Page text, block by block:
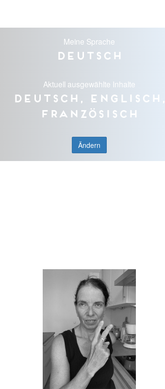
Meine Sprache
Deutsch
Aktuell ausgewählte Inhalte
Deutsch, Englisch,
Französisch
Ändern